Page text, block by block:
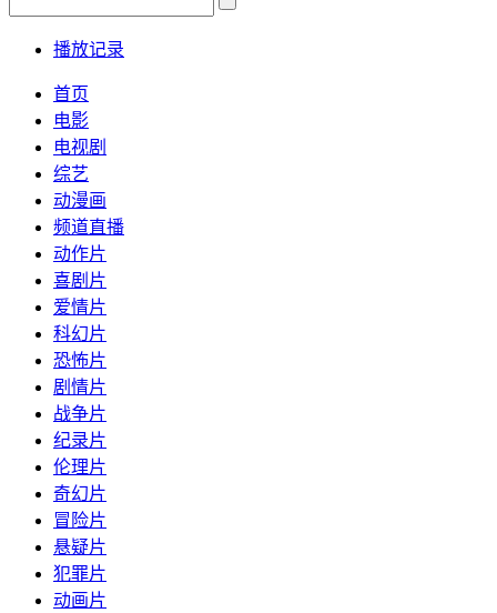
播放记录
首页
电影
电视剧
综艺
动漫画
频道直播
动作片
喜剧片
爱情片
科幻片
恐怖片
剧情片
战争片
纪录片
伦理片
奇幻片
冒险片
悬疑片
犯罪片
动画片